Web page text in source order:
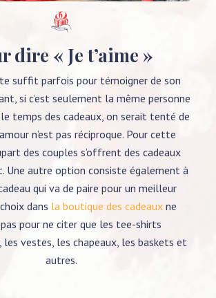
dire « Je t’aime »
suffit parfois pour témoigner de son
si c’est seulement la même personne
temps des cadeaux, on serait tenté de
n’est pas réciproque. Pour cette
des couples s’offrent des cadeaux
Une autre option consiste également à
qui va de paire pour un meilleur
dans la boutique des cadeaux ne
pour ne citer que les tee-shirts
les vestes, les chapeaux, les baskets et
autres.